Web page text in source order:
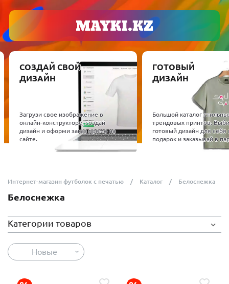
СОЗДАЙ СВОЙ
ДИЗАЙН
Загрузи свое изображение в
онлайн-конструкторе, создай
дизайн и оформи заказ прямо на
сайте.
ГОТОВЫЙ
ДИЗАЙН
Большой каталог
трендовых принтов.
готовый дизайн для себя
подарок и заказывай в
Интернет-магазин футболок с печатью Каталог Белоснежка
Белоснежка
Категории товаров
Новые